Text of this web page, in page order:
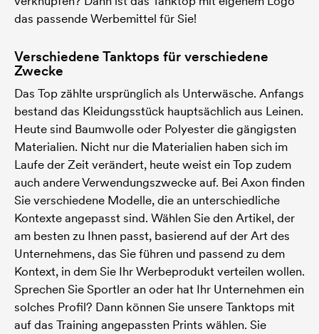
das passende Werbemittel für Sie!
Verschiedene Tanktops für verschiedene
Zwecke
Das Top zählte ursprünglich als Unterwäsche. Anfangs
bestand das Kleidungsstück hauptsächlich aus Leinen.
Heute sind Baumwolle oder Polyester die gängigsten
Materialien. Nicht nur die Materialien haben sich im
Laufe der Zeit verändert, heute weist ein Top zudem
auch andere Verwendungszwecke auf. Bei Axon finden
Sie verschiedene Modelle, die an unterschiedliche
Kontexte angepasst sind. Wählen Sie den Artikel, der
am besten zu Ihnen passt, basierend auf der Art des
Unternehmens, das Sie führen und passend zu dem ​​​​
Kontext, in dem Sie Ihr Werbeprodukt verteilen wollen.
Sprechen Sie Sportler an oder hat Ihr Unternehmen ein
solches Profil? Dann können Sie unsere Tanktops mit
auf das Training angepassten Prints wählen. Sie